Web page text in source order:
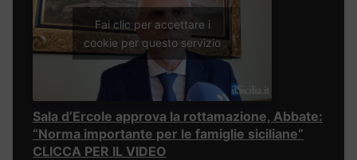
Fai clic per accettare i
cookie per questo servizio
Sala d’Ercole approva la rottamazione, Abbate:
“Norma importante per le famiglie siciliane”
CLICCA PER IL VIDEO